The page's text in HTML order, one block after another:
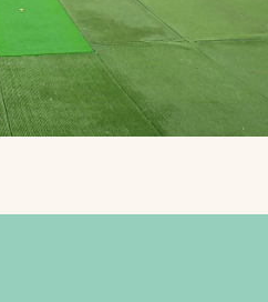
ソーシャルメディア
ポリシー
検索